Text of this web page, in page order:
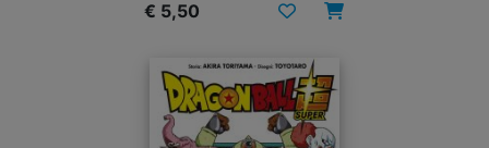
€ 5,50